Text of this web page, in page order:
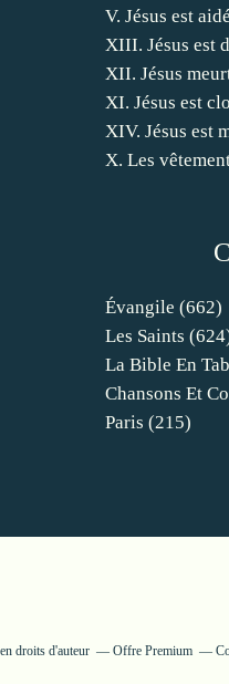
Évangile (662)
Les Saints
La Bible En
Chansons Et
Paris (215)
V. Jésus est
XIII. Jésus est
XII. Jésus
XI. Jésus est
XIV. Jésus est
X. Les
droits d'auteur Offre Premium